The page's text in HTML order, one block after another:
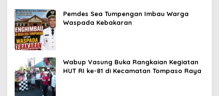
Pemdes Sea Tumpengan Imbau Warga
Waspada Kebakaran
Wabup Vasung Buka Rangkaian Kegiatan
HUT RI ke-81 di Kecamatan Tompaso Raya